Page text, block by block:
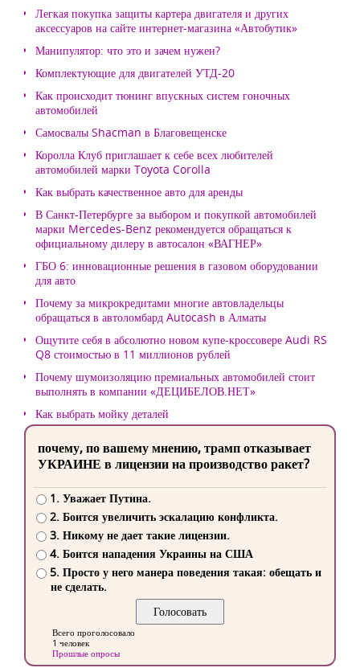
Легкая покупка защиты картера двигателя и других
аксессуаров на сайте интернет-магазина «Автобутик»
Манипулятор: что это и зачем нужен?
Комплектующие для двигателей УТД-20
Как происходит тюнинг впускных систем гоночных
автомобилей
Самосвалы Shacman в Благовещенске
Королла Клуб приглашает к себе всех любителей
автомобилей марки Toyota Corolla
Как выбрать качественное авто для аренды
В Санкт-Петербурге за выбором и покупкой автомобилей
марки Mercedes-Benz рекомендуется обращаться к
официальному дилеру в автосалон «ВАГНЕР»
ГБО 6: инновационные решения в газовом оборудовании
для авто
Почему за микрокредитами многие автовладельцы
обращаться в автоломбард Autocash в Алматы
Ощутите себя в абсолютно новом купе-кроссовере Audi RS
Q8 стоимостью в 11 миллионов рублей
Почему шумоизоляцию премиальных автомобилей стоит
выполнять в компании «ДЕЦИБЕЛОВ.НЕТ»
Как выбрать мойку деталей
почему, по вашему мнению, трамп отказывает
УКРАИНЕ в лицензии на производство ракет?
1. Уважает Путина.
2. Боится увеличить эскалацию конфликта.
3. Никому не дает такие лицензии.
4. Боится нападения Украины на США
5. Просто у него манера поведения такая: обещать и
не сделать.
Всего проголосовало
1 человек
Прошлые опросы